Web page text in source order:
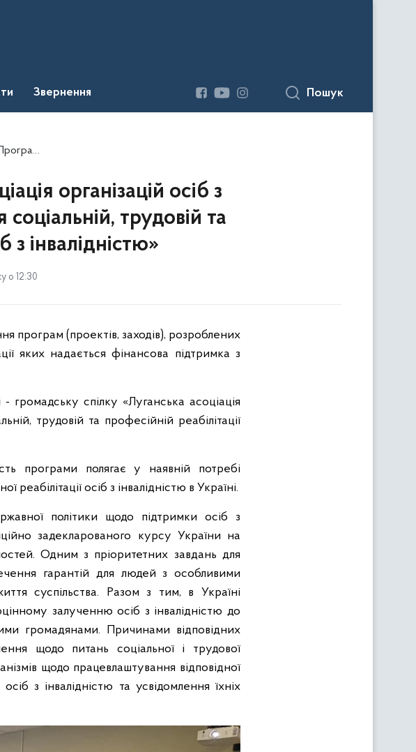
Звернення Пошук
організацій осіб з
трудовій та
з інвалідністю»
о 12:30
(проектів, заходів), розроблених
яких надається фінансова підтримка з
спілку «Луганська асоціація
трудовій та професійній реабілітації
програми полягає у наявній потребі
осіб з інвалідністю в Україні.
політики щодо підтримки осіб з
задекларованого курсу України на
Одним з пріоритетних завдань для
гарантій для людей з особливими
суспільства. Разом з тим, в Україні
залученню осіб з інвалідністю до
громадянами. Причинами відповідних
щодо питань соціальної і трудової
щодо працевлаштування відповідної
з інвалідністю та усвідомлення їхніх